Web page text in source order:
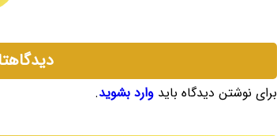
برای نوشتن دیدگاه باید وارد بشوید.